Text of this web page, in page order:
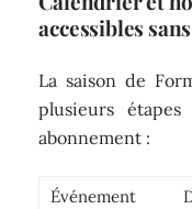
accessibles
La saison de
plusieurs étapes
abonnement :
Événement